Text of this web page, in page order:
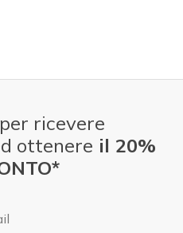
ricevere
ottenere il 20%